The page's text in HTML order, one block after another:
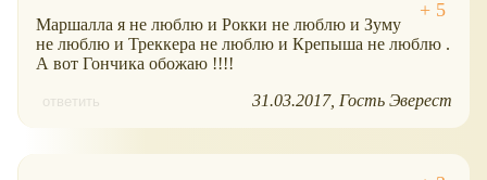
Маршалла я не люблю и Рокки не люблю и Зуму
не люблю и Треккера не люблю и Крепыша не люблю .
А вот Гончика обожаю !!!!
ответить 31.03.2017 Гость Эверест